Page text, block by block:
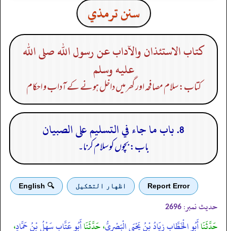
سنن ترمذي
كتاب الاستئذان والآداب عن رسول الله صلى الله
عليه وسلم
کتاب: سلام مصافحہ اور گھر میں داخل ہونے کے آداب و احکام
8. باب ما جاء في التسليم على الصبيان
باب: بچوں کو سلام کرنا۔
Report Error اظهار التشكيل 🔍 English
حدیث نمبر: 2696
حَدَّثَنَاأَبُو الْخَطَّابِ زِيَادُ بْنُ يَحْيَى الْبَصْرِيُّ، حَدَّثَنَاأَبُو عَتَّابٍ سَهْلُ بْنُ حَمَّادٍ،